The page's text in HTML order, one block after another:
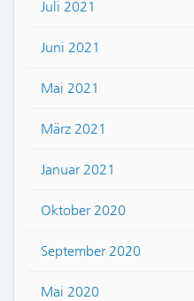
Juli 2021
Juni 2021
Mai 2021
März 2021
Januar 2021
Oktober 2020
September 2020
Mai 2020